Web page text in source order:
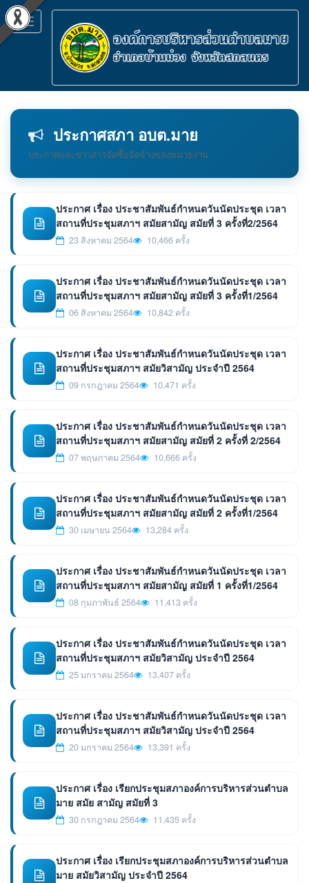
Toggle
navigation
ประกาศสภา อบต.มาย
ประกาศและข่าวสารจัดซื้อจัดจ้างของหน่วยงาน
ประกาศ เรื่อง ประชาสัมพันธ์กำหนดวันนัดประชุด เวลา
สถานที่ประชุมสภาฯ สมัยสามัญ สมัยที่ 3 ครั้งที่2/2564
23 สิงหาคม 2564 10,466 ครั้ง
ประกาศ เรื่อง ประชาสัมพันธ์กำหนดวันนัดประชุด เวลา
สถานที่ประชุมสภาฯ สมัยสามัญ สมัยที่ 3 ครั้งที่1/2564
06 สิงหาคม 2564 10,842 ครั้ง
ประกาศ เรื่อง ประชาสัมพันธ์กำหนดวันนัดประชุด เวลา
สถานที่ประชุมสภาฯ สมัยวิสามัญ ประจำปี 2564
09 กรกฎาคม 2564 10,471 ครั้ง
ประกาศ เรื่อง ประชาสัมพันธ์กำหนดวันนัดประชุด เวลา
สถานที่ประชุมสภาฯ สมัยสามัญ สมัยที่ 2 ครั้งที่ 2/2564
07 พฤษภาคม 2564 10,666 ครั้ง
ประกาศ เรื่อง ประชาสัมพันธ์กำหนดวันนัดประชุด เวลา
สถานที่ประชุมสภาฯ สมัยสามัญ สมัยที่ 2 ครั้งที่1/2564
30 เมษายน 2564 13,284 ครั้ง
ประกาศ เรื่อง ประชาสัมพันธ์กำหนดวันนัดประชุด เวลา
สถานที่ประชุมสภาฯ สมัยสามัญ สมัยที่ 1 ครั้งที่1/2564
08 กุมภาพันธ์ 2564 11,413 ครั้ง
ประกาศ เรื่อง ประชาสัมพันธ์กำหนดวันนัดประชุด เวลา
สถานที่ประชุมสภาฯ สมัยวิสามัญ ประจำปี 2564
25 มกราคม 2564 13,407 ครั้ง
ประกาศ เรื่อง ประชาสัมพันธ์กำหนดวันนัดประชุด เวลา
สถานที่ประชุมสภาฯ สมัยวิสามัญ ประจำปี 2564
20 มกราคม 2564 13,391 ครั้ง
ประกาศ เรื่อง เรียกประชุมสภาองค์การบริหารส่วนตำบล
มาย สมัย สามัญ สมัยที่ 3
30 กรกฎาคม 2564 11,435 ครั้ง
ประกาศ เรื่อง เรียกประชุมสภาองค์การบริหารส่วนตำบล
มาย สมัยวิสามัญ ประจำปี 2564